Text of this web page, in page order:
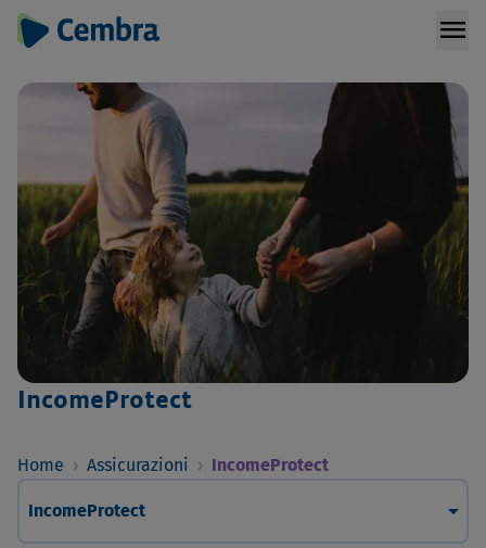
menu
IncomeProtect
Home › Assicurazioni › IncomeProtect
arrow_drop_down
IncomeProtect